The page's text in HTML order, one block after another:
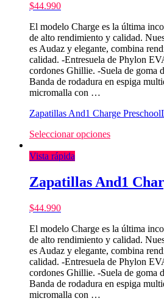
$44.990
El modelo Charge es la última
de alto rendimiento y calidad.
es Audaz y elegante, combina
calidad. -Entresuela de Phylon
cordones Ghillie. -Suela de goma
Banda de rodadura en espiga
micromalla con …
Zapatillas And1 Charge Preschool
Seleccionar opciones
Vista rápida
Zapatillas And1
$44.990
El modelo Charge es la última
de alto rendimiento y calidad.
es Audaz y elegante, combina
calidad. -Entresuela de Phylon
cordones Ghillie. -Suela de goma
Banda de rodadura en espiga
micromalla con …